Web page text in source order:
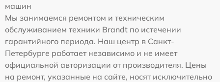
машин
Мы занимаемся ремонтом и техническим
обслуживанием техники Brandt по истечении
гарантийного периода. Наш центр в Санкт-
Петербурге работает независимо и не имеет
официальной авторизации от производителя. Цены
на ремонт, указанные на сайте, носят исключительно